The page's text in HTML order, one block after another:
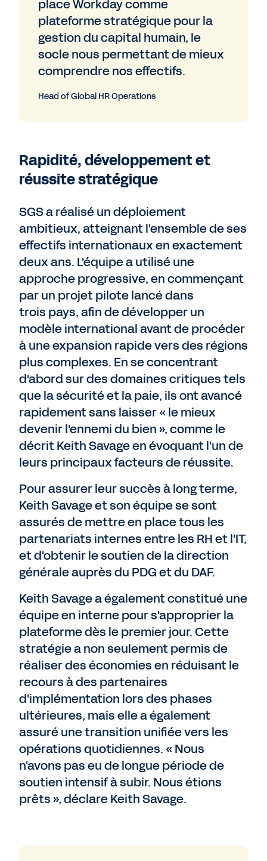
place Workday comme
plateforme stratégique pour la
gestion du capital humain, le
socle nous permettant de mieux
comprendre nos effectifs.
Head of Global HR Operations
Rapidité, développement et
réussite stratégique
SGS a réalisé un déploiement
ambitieux, atteignant l'ensemble de ses
effectifs internationaux en exactement
deux ans. L'équipe a utilisé une
approche progressive, en commençant
par un projet pilote lancé dans
trois pays, afin de développer un
modèle international avant de procéder
à une expansion rapide vers des régions
plus complexes. En se concentrant
d'abord sur des domaines critiques tels
que la sécurité et la paie, ils ont avancé
rapidement sans laisser « le mieux
devenir l'ennemi du bien », comme le
décrit Keith Savage en évoquant l'un de
leurs principaux facteurs de réussite.
Pour assurer leur succès à long terme,
Keith Savage et son équipe se sont
assurés de mettre en place tous les
partenariats internes entre les RH et l'IT,
et d'obtenir le soutien de la direction
générale auprès du PDG et du DAF.
Keith Savage a également constitué une
équipe en interne pour s'approprier la
plateforme dès le premier jour. Cette
stratégie a non seulement permis de
réaliser des économies en réduisant le
recours à des partenaires
d'implémentation lors des phases
ultérieures, mais elle a également
assuré une transition unifiée vers les
opérations quotidiennes. « Nous
n'avons pas eu de longue période de
soutien intensif à subir. Nous étions
prêts », déclare Keith Savage.